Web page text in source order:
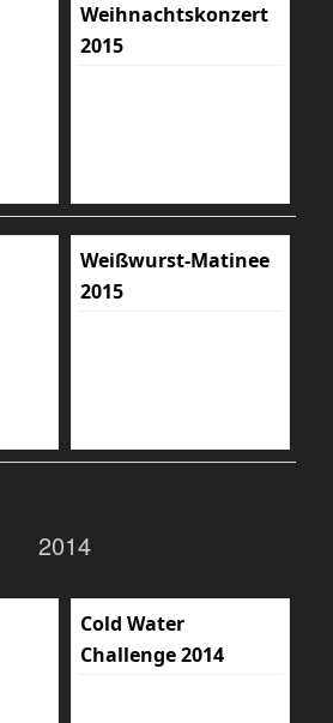
Weihnachtskonzert
2015
Weißwurst-Matinee
2015
2014
Cold Water
Challenge 2014